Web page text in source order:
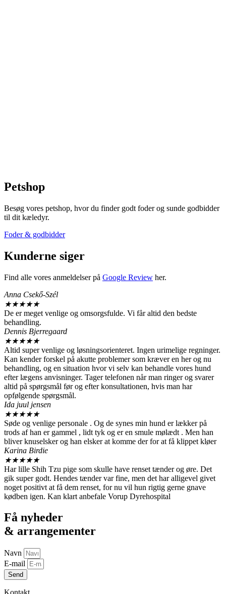
Petshop
Besøg vores petshop, hvor du finder godt foder og sunde godbidder
til dit kæledyr.
Foder & godbidder
Kunderne siger
Find alle vores anmeldelser på Google Review her.
Anna Csekő-Szél
★★★★★
De er meget venlige og omsorgsfulde. Vi får altid den bedste
behandling.
Dennis Bjerregaard
★★★★★
Altid super venlige og løsningsorienteret. Ingen urimelige regninger.
Kan kender forskel på akutte problemer som kræver en her og nu
behandling, og en situation hvor vi selv kan behandle vores hund
efter lægens anvisninger. Tager telefonen når man ringer og svarer
altid på spørgsmål før og efter konsultationen, hvis man har
opfølgende spørgsmål.
Ida juul jensen
★★★★★
Søde og venlige personale . Og de synes min hund er lækker på
trods af han er gammel , lidt tyk og er en smule mølædt . Men han
bliver knuselsker og han elsker at komme der for at få klippet kløer
Karina Birdie
★★★★★
Har lille Shih Tzu pige som skulle have renset tænder og øre. Det
gik super godt. Hendes tænder var fine, men det har alligevel givet
noget positivt at få dem renset, for nu vil hun rigtig gerne gnave
kødben igen. Kan klart anbefale Vorup Dyrehospital
Få nyheder
& arrangementer
Navn
E-mail
Send